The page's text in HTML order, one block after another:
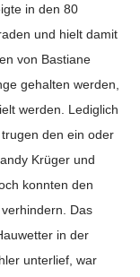
in den 80
und hielt damit
von Bastiane
gehalten werden,
werden. Lediglich
den ein oder
Krüger und
konnten den
Das
in der
unterlief, war